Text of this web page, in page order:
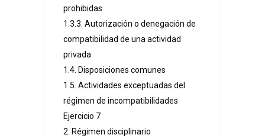
prohibidas
1.3.3. Autorización o denegación de
compatibilidad de una actividad
privada
1.4. Disposiciones comunes
1.5. Actividades exceptuadas del
régimen de incompatibilidades
Ejercicio 7
2. Régimen disciplinario